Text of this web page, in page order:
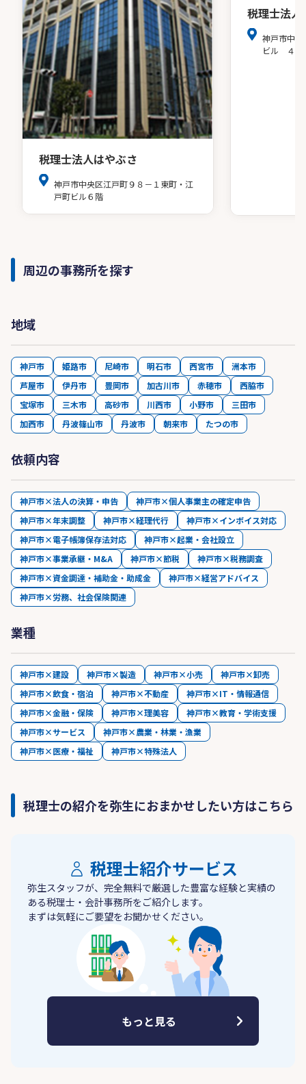
税理士法人はやぶさ
神戸市中央区江戸町９８－１東町・江
戸町ビル６階
税理士法
神戸市中央
ビル ４階
周辺の事務所を探す
地域
神戸市 姫路市 尼崎市 明石市 西宮市
洲本市
芦屋市
伊丹市 豊岡市 加古川市 赤穂市
西脇市
宝塚市
三木市 高砂市 川西市 小野市
三田市
加西市
丹波篠山市 丹波市 朝来市 たつの市
依頼内容
神戸市×法人の決算・申告
神戸市×個人事業主の確定申告
神戸市×年末調整
神戸市×経理代行
神戸市×インボイス対応
神戸市×電子帳簿保存法対応
神戸市×起業・会社設立
神戸市×事業承継・M&A
神戸市×節税
神戸市×税務調査
神戸市×資金調達・補助金・助成金
神戸市×経営アドバイス
神戸市×労務、社会保険関連
業種
神戸市×建設 神戸市×製造 神戸市×小売
神戸市×卸売
神戸市×飲食・宿泊
神戸市×不動産
神戸市×IT・情報通信
神戸市×金融・保険
神戸市×理美容
神戸市×教育・学術支援
神戸市×サービス
神戸市×農業・林業・漁業
神戸市×医療・福祉
神戸市×特殊法人
税理士の紹介を弥生におまかせしたい方はこちら
税理士紹介サービス
弥生スタッフが、完全無料で厳選した豊富な経験と実績の
ある税理士・会計事務所をご紹介します。
まずは気軽にご要望をお聞かせください。
もっと見る